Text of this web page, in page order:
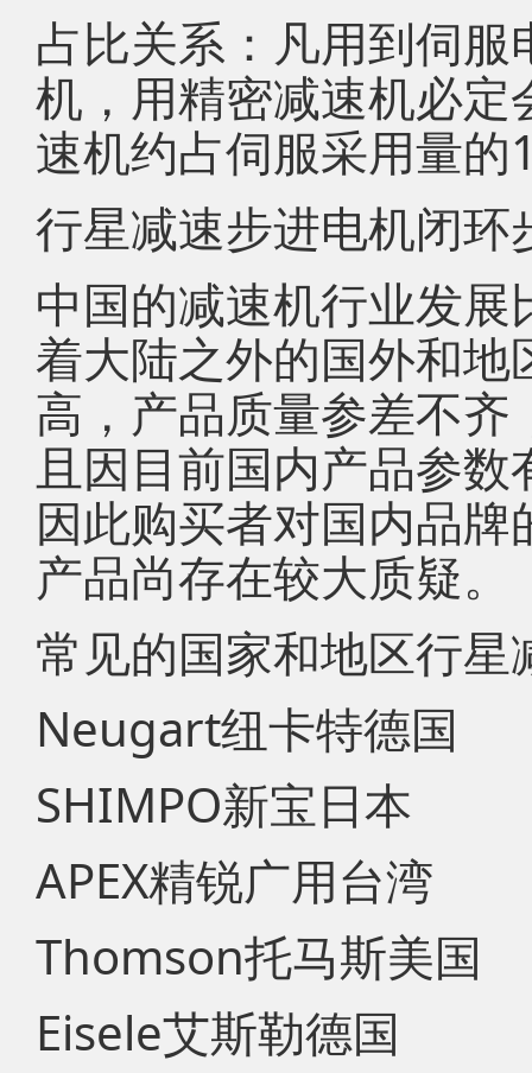
占比关系：凡用到伺
机，用精密减速机必
速机约占伺服采用量的
行星减速步进电机闭环
中国的减速机行业发
着大陆之外的国外和
高，产品质量参差不
且因目前国内产品参
因此购买者对国内品
产品尚存在较大质疑。
常见的国家和地区行星
Neugart纽卡特德国
SHIMPO新宝日本
APEX精锐广用台湾
Thomson托马斯美国
Eisele艾斯勒德国